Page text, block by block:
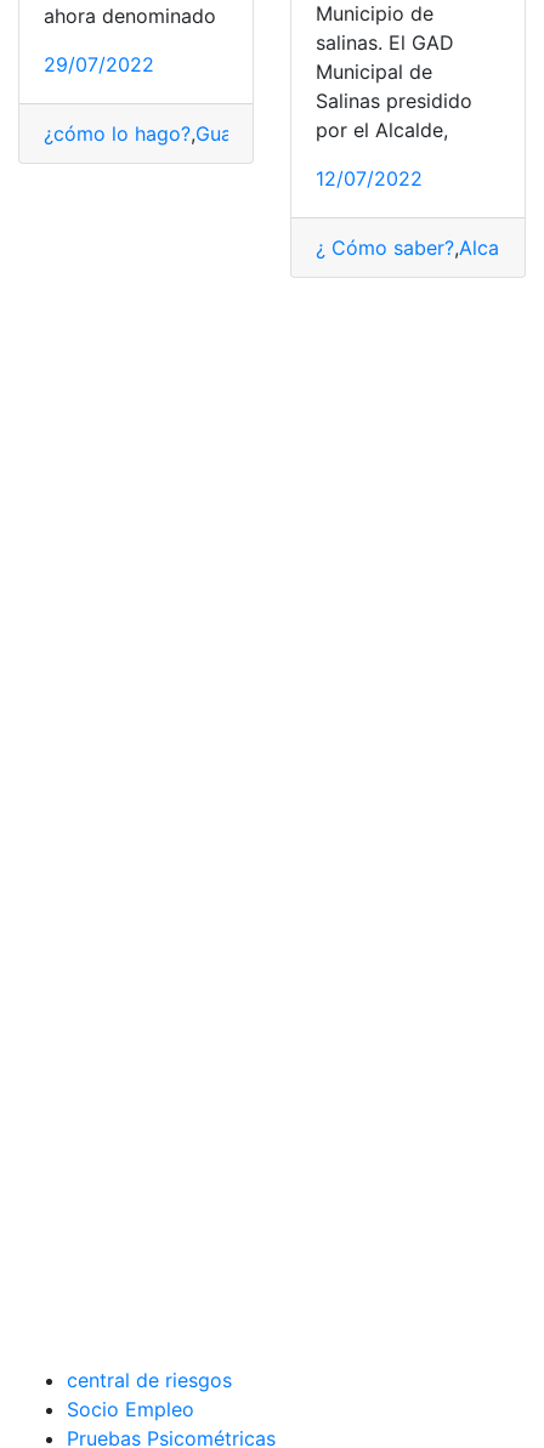
ahora denominado
29/07/2022
¿cómo lo hago?,Guayaquil Municipio,Registro
Municipio de
salinas. El GAD
Municipal de
Salinas presidido
por el Alcalde,
12/07/2022
¿ Cómo saber?,Alcalde
central de riesgos
Socio Empleo
Pruebas Psicométricas